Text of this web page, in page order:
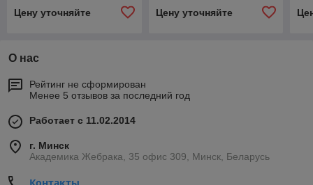
Цену уточняйте
Цену уточняйте
О нас
Рейтинг не сформирован
Менее 5 отзывов за последний год
Работает с 11.02.2014
г. Минск
Академика Жебрака, 35 офис 309, Минск, Беларусь